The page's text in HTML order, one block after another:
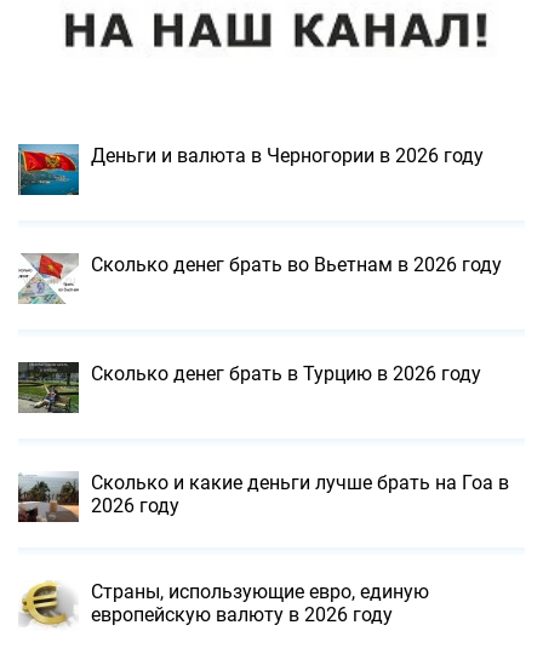
Деньги и валюта в Черногории в 2026 году
Сколько денег брать во Вьетнам в 2026 году
Сколько денег брать в Турцию в 2026 году
Сколько и какие деньги лучше брать на Гоа в
2026 году
Страны, использующие евро, единую
европейскую валюту в 2026 году